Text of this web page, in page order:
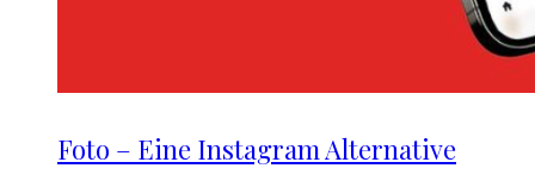
Foto – Eine Instagram Alternative